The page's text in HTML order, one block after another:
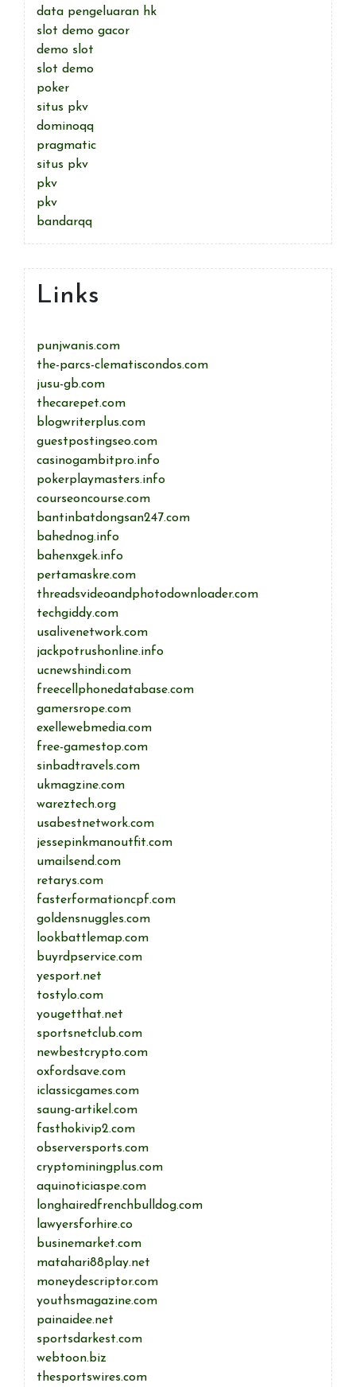
data pengeluaran hk
slot demo gacor
demo slot
slot demo
poker
situs pkv
dominoqq
pragmatic
situs pkv
pkv
pkv
bandarqq
Links
punjwanis.com
the-parcs-clematiscondos.com
jusu-gb.com
thecarepet.com
blogwriterplus.com
guestpostingseo.com
casinogambitpro.info
pokerplaymasters.info
courseoncourse.com
bantinbatdongsan247.com
bahednog.info
bahenxgek.info
pertamaskre.com
threadsvideoandphotodownloader.com
techgiddy.com
usalivenetwork.com
jackpotrushonline.info
ucnewshindi.com
freecellphonedatabase.com
gamersrope.com
exellewebmedia.com
free-gamestop.com
sinbadtravels.com
ukmagzine.com
wareztech.org
usabestnetwork.com
jessepinkmanoutfit.com
umailsend.com
retarys.com
fasterformationcpf.com
goldensnuggles.com
lookbattlemap.com
buyrdpservice.com
yesport.net
tostylo.com
yougetthat.net
sportsnetclub.com
newbestcrypto.com
oxfordsave.com
iclassicgames.com
saung-artikel.com
fasthokivip2.com
observersports.com
cryptominingplus.com
aquinoticiaspe.com
longhairedfrenchbulldog.com
lawyersforhire.co
businemarket.com
matahari88play.net
moneydescriptor.com
youthsmagazine.com
painaidee.net
sportsdarkest.com
webtoon.biz
thesportswires.com